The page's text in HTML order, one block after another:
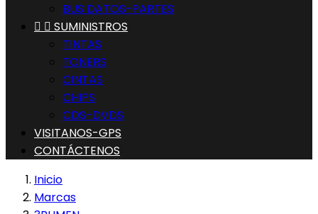
BUS DATOS-PARTES
  SUMINISTROS
TINTAS
TONERS
CINTAS
CHIPS
CDS-DVDS
VISITANOS-GPS
CONTÁCTENOS
Inicio
Marcas